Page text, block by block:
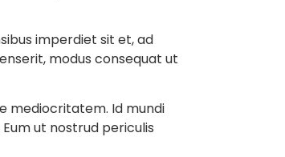
imperdiet sit et, ad
modus consequat ut
mediocritatem. Id mundi
ut nostrud periculis